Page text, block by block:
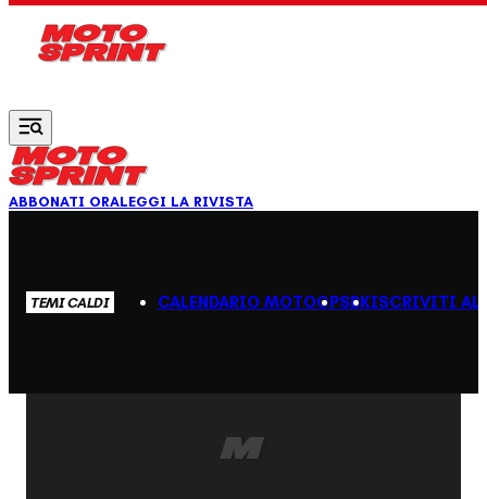
ABBONATI ORALEGGI LA RIVISTA
TEMI CALDI CALENDARIO MOTOGPSBKISCRIVITI AL